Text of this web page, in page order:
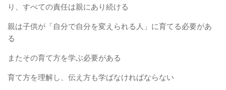
り、すべての責任は親にあり続ける
親は子供が「自分で自分を変えられる人」に育てる必要があ
る
またその育て方を学ぶ必要がある
育て方を理解し、伝え方も学ばなければならない